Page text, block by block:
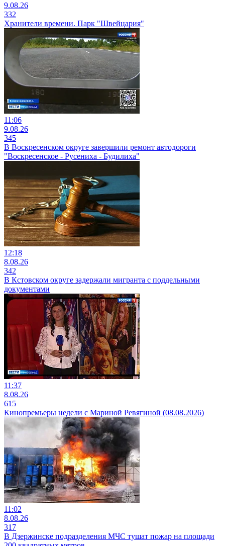
9.08.26
332
Хранители времени. Парк "Швейцария"
11:06
9.08.26
345
В Воскресенском округе завершили ремонт автодороги
"Воскресенское - Русениха - Будилиха"
12:18
8.08.26
342
В Кстовском округе задержали мигранта с поддельными
документами
11:37
8.08.26
615
Кинопремьеры недели с Мариной Ревягиной (08.08.2026)
11:02
8.08.26
317
В Дзержинске подразделения МЧС тушат пожар на площади